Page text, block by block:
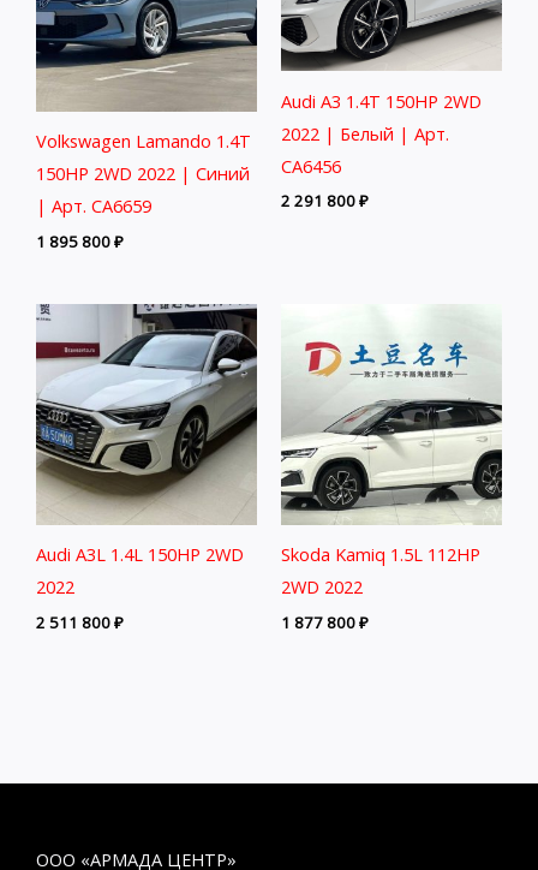
Volkswagen Lamando 1.4T
150HP 2WD 2022 | Синий
| Арт. CA6659
1 895 800₽
Audi A3 1.4T 150HP 2WD
2022 | Белый | Арт.
CA6456
2 291 800₽
Audi A3L 1.4L 150HP 2WD
2022
2 511 800₽
Skoda Kamiq 1.5L 112HP
2WD 2022
1 877 800₽
ООО «АРМАДА ЦЕНТР»